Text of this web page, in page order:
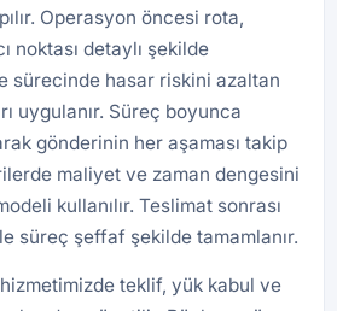
Operasyon öncesi rota,
noktası detaylı şekilde
sürecinde hasar riskini azaltan
uygulanır. Süreç boyunca
gönderinin her aşaması takip
maliyet ve zaman dengesini
kullanılır. Teslimat sonrası
süreç şeffaf şekilde tamamlanır.
hizmetimizde teklif, yük kabul ve